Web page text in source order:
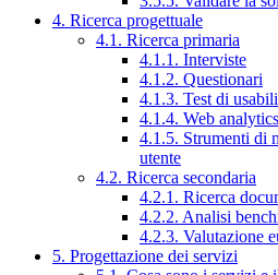
4. Ricerca progettuale
4.1. Ricerca primaria
4.1.1. Interviste
4.1.2. Questionari
4.1.3. Test di
4.1.4. Web analytics
4.1.5. Strumenti di
utente
4.2. Ricerca secondaria
4.2.1. Ricerca
4.2.2. Analisi
4.2.3. Valutazione
5. Progettazione dei servizi